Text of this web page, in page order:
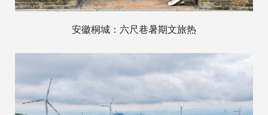
安徽桐城：六尺巷暑期文旅热